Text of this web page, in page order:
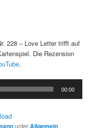
228 – Love Letter trifft auf
Die Rezension
.
00:00
unterAllgemein